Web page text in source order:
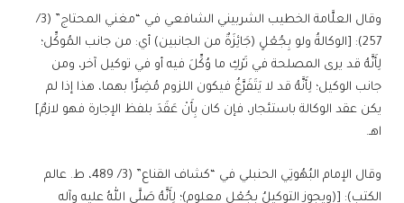
وقال العلَّامة الخطيب الشربيني الشافعي في “مغني المحتاج” (3/
257): [الوكالةُ ولو بِجُعْلٍ (جَائِزَةٌ من الجانبين) أي: من جانب المُوكِّل؛
لِأَنَّهُ قد يرى المصلحة في تَرْكِ ما وُكِّلَ فيه أو في توكيل آخر، ومن
جانب الوكيل؛ لِأَنَّهُ قد لا يَتَفَرَّغُ فيكون اللزوم مُضِرًّا بهما، هذا إذا لم
يكن عقد الوكالة باستئجار، فإن كان بِأَنْ عَقَدَ بلفظ الإجارة فهو لازمٌ]
اهـ.
وقال الإمام البُهُوتِي الحنبلي في “كشاف القناع” (3/ 489، ط. عالم
الكتب): [(ويجوز التوكيلُ بِجُعْلٍ معلوم)؛ لِأَنَّهُ صَلَّى اللهُ عليه وآله